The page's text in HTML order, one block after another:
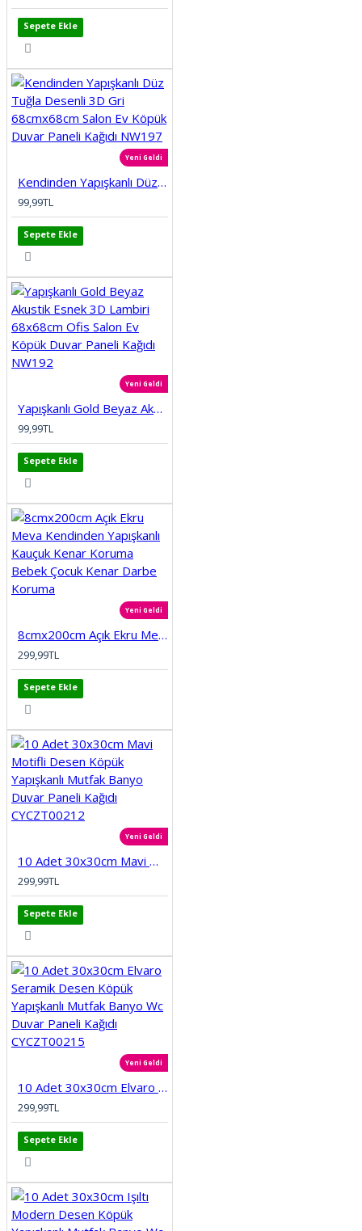
Sepete Ekle
Yeni Geldi
Kendinden Yapışkanlı Düz Tuğla Desenli 3D Gri 68cmx68cm Salon Ev Köpük Duvar Paneli Kağıdı NW197
99,99TL
Sepete Ekle
Yeni Geldi
Yapışkanlı Gold Beyaz Akustik Esnek 3D Lambiri 68x68cm Ofis Salon Ev Köpük Duvar Paneli Kağıdı NW192
99,99TL
Sepete Ekle
Yeni Geldi
8cmx200cm Açık Ekru Meva Kendinden Yapışkanlı Kauçuk Kenar Koruma Bebek Çocuk Kenar Darbe Koruma
299,99TL
Sepete Ekle
Yeni Geldi
10 Adet 30x30cm Mavi Motifli Desen Köpük Yapışkanlı Mutfak Banyo Duvar Paneli Kağıdı CYCZT00212
299,99TL
Sepete Ekle
Yeni Geldi
10 Adet 30x30cm Elvaro Seramik Desen Köpük Yapışkanlı Mutfak Banyo Wc Duvar Paneli Kağıdı CYCZT00215
299,99TL
Sepete Ekle